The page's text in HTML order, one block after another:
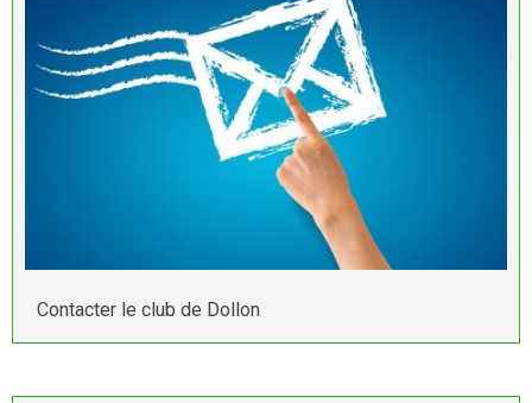
Contacter le club de Dollon